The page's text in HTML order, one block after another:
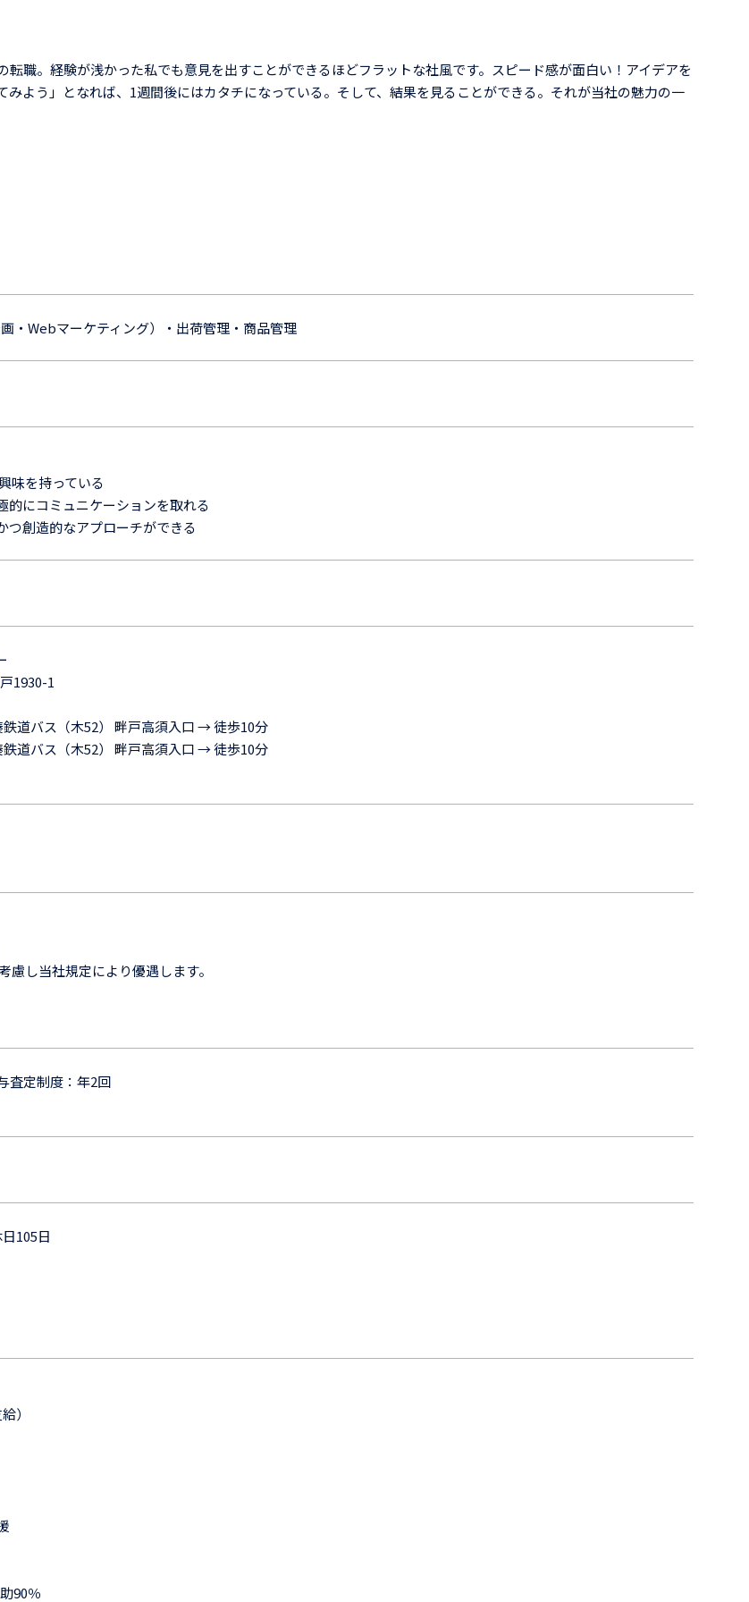
転職。経験が浅かった私でも意見を出すことができるほどフラットな社風です。スピード感が面白い！アイデアを
みよう」となれば、1週間後にはカタチになっている。そして、結果を見ることができる。それが当社の魅力の一
・Webマーケティング）・出荷管理・商品管理
味を持っている
的にコミュニケーションを取れる
つ創造的なアプローチができる
1930-1
道バス（木52） 畔戸高須入口 → 徒歩10分
道バス（木52） 畔戸高須入口 → 徒歩10分
し当社規定により優遇します。
査定制度：年2回
105日
）
90％